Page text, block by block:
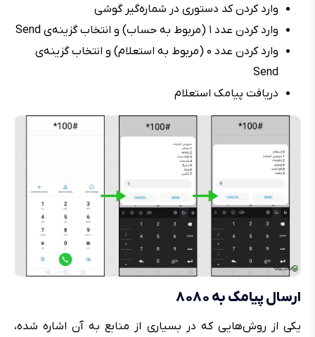
وارد کردن کد دستوری در شماره‌گیر گوشی
وارد کردن عدد ۱ (مربوط به حساب) و انتخاب گزینه‌ی Send
وارد کردن عدد ۰ (مربوط به استعلام) و انتخاب گزینه‌ی
Send
دریافت پیامک استعلام
ارسال پیامک به ۸۰۸۰
یکی از روش‌هایی که در بسیاری از منابع به آن اشاره شده،